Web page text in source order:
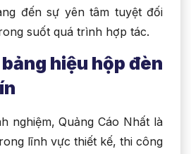
đến sự yên tâm tuyệt đối
suốt quá trình hợp tác.
hiệu hộp đèn
nghiệm, Quảng Cáo Nhất là
lĩnh vực thiết kế, thi công